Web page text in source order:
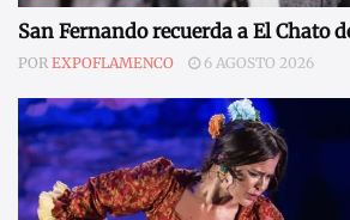
San Fernando recuerda a El Chato
POR EXPOFLAMENCO 6 AGOSTO 2026